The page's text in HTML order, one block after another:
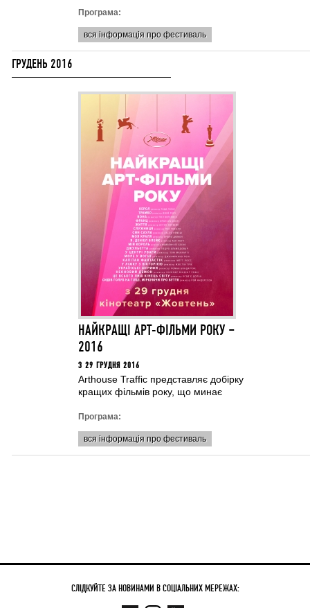
Програма:
вся інформація про фестиваль
ГРУДЕНЬ 2016
НАЙКРАЩI АРТ-ФIЛЬМИ РОКУ –
2016
З 29 ГРУДНЯ 2016
Arthouse Traffic представляє добірку
кращих фільмів року, що минає
Програма:
вся інформація про фестиваль
СЛІДКУЙТЕ ЗА НОВИНАМИ В СОЦІАЛЬНИХ МЕРЕЖАХ: